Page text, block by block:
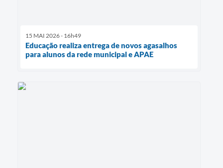
15 MAI 2026 - 16h49
Educação realiza entrega de novos agasalhos
para alunos da rede municipal e APAE